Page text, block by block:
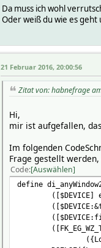
Da muss ich wohl
Oder weiß du wie es geht
21 Februar 2016, 20:00:56
Zitat von: habnefrage
Hi,
mir ist aufgefallen,
Im folgenden
Frage gestellt
Code Auswählen
define